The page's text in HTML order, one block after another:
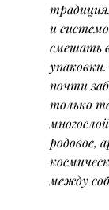
и
смешать
почти
только
родовое,
между